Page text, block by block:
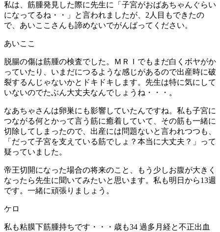
私は、筋腫発見した際に先生に「子宮がおばあちゃんぐらい
になってるね・・」と言われましたが、2人目もできたの
で、あいここさんも諦めないでがんばってください。
あいここ
脱腸の傷は筋腫の検査でした。ＭＲＩでもまだ白くボヤがか
っていたり、いまだにつるような感じがあるので出産時に破
裂するんじゃないかとドキドキします。先生は特に気にして
いないのでたぶん大丈夫なんでしょうね・・・。
なあちゃさんは卵巣にも影響していたんですね。私も子宮に
つながる何とかって言う筋に癒着していて、その筋も一緒に
切除してしまったので、出産には問題ないと言われつつも、
「だって子宮を支えている筋でしょ？本当に大丈夫？」って
疑っていました。
帝王切開になった場合の将来のこと、もう少しお腹が大きく
なったら先生に聞いてみたいと思います。私も明日から13週
です。一緒に頑張りましょう。
ケロ
私も粘膜下筋腫持ちです・・・歳も34 過多月経と不正出血